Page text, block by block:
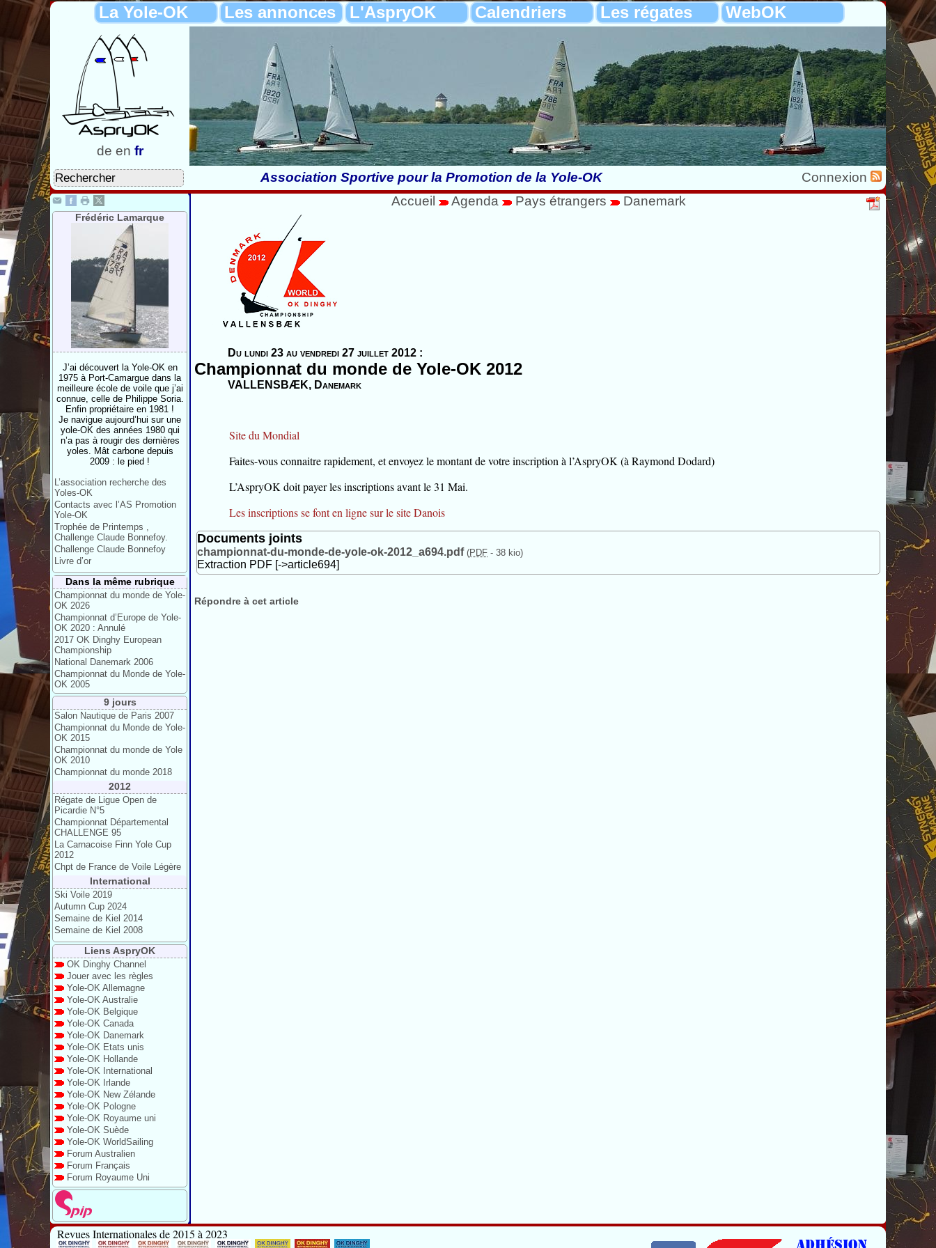
La Yole-OK Les annonces L'AspryOK Calendriers Les régates WebOK
de en fr
Association Sportive pour la Promotion de la Yole-OK
Connexion
Frédéric Lamarque
J’ai découvert la Yole-OK en
1975 à Port-Camargue dans la
meilleure école de voile que j’ai
connue, celle de Philippe Soria.
Enfin propriétaire en 1981 !
Je navigue aujourd’hui sur une
yole-OK des années 1980 qui
n’a pas à rougir des dernières
yoles. Mât carbone depuis
2009 : le pied !
L’association recherche des
Yoles-OK
Contacts avec l’AS Promotion
Yole-OK
Trophée de Printemps ,
Challenge Claude Bonnefoy.
Challenge Claude Bonnefoy
Livre d’or
Dans la même rubrique
Championnat du monde de Yole-
OK 2026
Championnat d’Europe de Yole-
OK 2020 : Annulé
2017 OK Dinghy European
Championship
National Danemark 2006
Championnat du Monde de Yole-
OK 2005
9 jours
Salon Nautique de Paris 2007
Championnat du Monde de Yole-
OK 2015
Championnat du monde de Yole
OK 2010
Championnat du monde 2018
2012
Régate de Ligue Open de
Picardie N°5
Championnat Départemental
CHALLENGE 95
La Carnacoise Finn Yole Cup
2012
Chpt de France de Voile Légère
International
Ski Voile 2019
Autumn Cup 2024
Semaine de Kiel 2014
Semaine de Kiel 2008
Liens AspryOK
OK Dinghy Channel
Jouer avec les règles
Yole-OK Allemagne
Yole-OK Australie
Yole-OK Belgique
Yole-OK Canada
Yole-OK Danemark
Yole-OK Etats unis
Yole-OK Hollande
Yole-OK International
Yole-OK Irlande
Yole-OK New Zélande
Yole-OK Pologne
Yole-OK Royaume uni
Yole-OK Suède
Yole-OK WorldSailing
Forum Australien
Forum Français
Forum Royaume Uni
Accueil Agenda Pays étrangers Danemark
Du lundi 23 au vendredi 27 juillet 2012 :
Championnat du monde de Yole-OK 2012
VALLENSBÆK, Danemark
Site du Mondial
Faites-vous connaitre rapidement, et envoyez le montant de votre inscription à l’AspryOK (à Raymond Dodard)
L’AspryOK doit payer les inscriptions avant le 31 Mai.
Les inscriptions se font en ligne sur le site Danois
Documents joints
championnat-du-monde-de-yole-ok-2012_a694.pdf (PDF - 38 kio)
Extraction PDF [->article694]
Répondre à cet article
Revues Internationales de 2015 à 2023